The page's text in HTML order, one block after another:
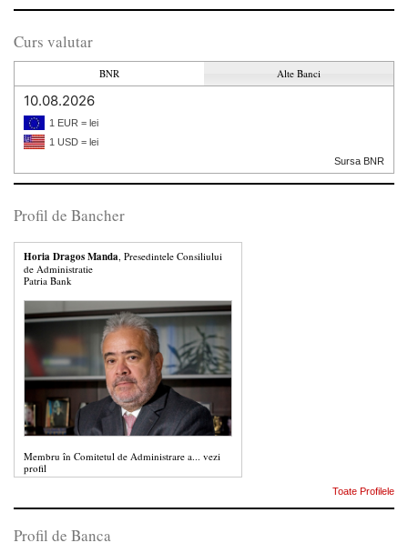
Curs valutar
BNR Alte Banci
10.08.2026
1 EUR = lei
1 USD = lei
Sursa BNR
Profil de Bancher
Horia Dragos Manda, Presedintele Consiliului
de Administratie
Patria Bank
Membru în Comitetul de Administrare a... vezi
profil
Toate Profilele
Profil de Banca